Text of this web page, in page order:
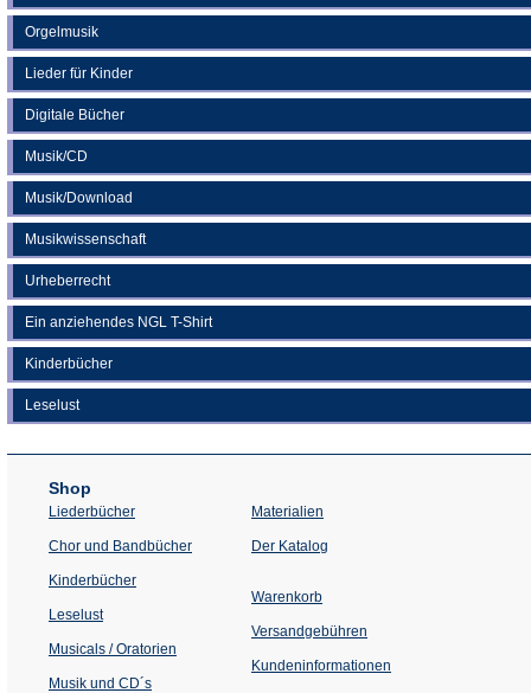
Orgelmusik
Lieder für Kinder
Digitale Bücher
Musik/CD
Musik/Download
Musikwissenschaft
Urheberrecht
Ein anziehendes NGL T-Shirt
Kinderbücher
Leselust
Shop
Liederbücher
Chor und Bandbücher
Kinderbücher
Leselust
Musicals / Oratorien
Musik und CD´s
Materialien
Der Katalog
Warenkorb
Versandgebühren
Kundeninformationen